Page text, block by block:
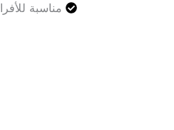
مناسبة